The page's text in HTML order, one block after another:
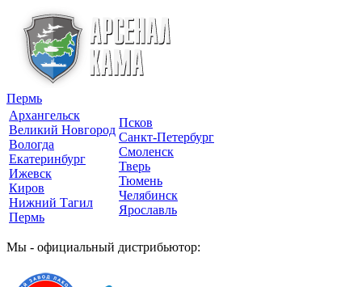
Пермь
Архангельск
Великий Новгород
Вологда
Екатеринбург
Ижевск
Киров
Нижний Тагил
Пермь
Псков
Санкт-Петербург
Смоленск
Тверь
Тюмень
Челябинск
Ярославль
Мы - официальный дистрибьютор: